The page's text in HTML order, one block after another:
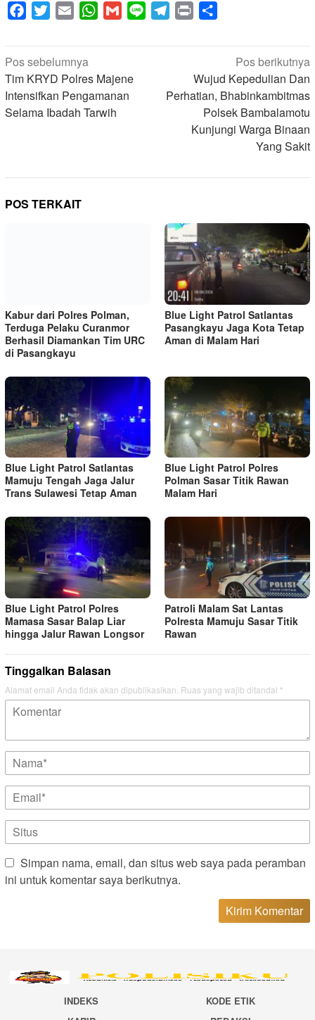
Facebook
Twitter Email WhatsApp
Gmail Line Telegram
Print
Navigasi
pos
Pos sebelumnya
Tim KRYD Polres Majene
Intensifkan Pengamanan
Selama Ibadah Tarwih
Pos berikutnya
Wujud Kepedulian Dan
Perhatian, Bhabinkambitmas
Polsek Bambalamotu
Kunjungi Warga Binaan
Yang Sakit
POS TERKAIT
Kabur dari Polres Polman,
Terduga Pelaku Curanmor
Berhasil Diamankan Tim URC
di Pasangkayu
Blue Light Patrol Satlantas
Pasangkayu Jaga Kota Tetap
Aman di Malam Hari
Blue Light Patrol Satlantas
Mamuju Tengah Jaga Jalur
Trans Sulawesi Tetap Aman
Blue Light Patrol Polres
Polman Sasar Titik Rawan
Malam Hari
Blue Light Patrol Polres
Mamasa Sasar Balap Liar
hingga Jalur Rawan Longsor
Patroli Malam Sat Lantas
Polresta Mamuju Sasar Titik
Rawan
Tinggalkan Balasan
Alamat email Anda tidak akan dipublikasikan. Ruas yang wajib ditandai *
Simpan nama, email, dan situs web saya pada peramban
ini untuk komentar saya berikutnya.
INDEKS
KODE ETIK